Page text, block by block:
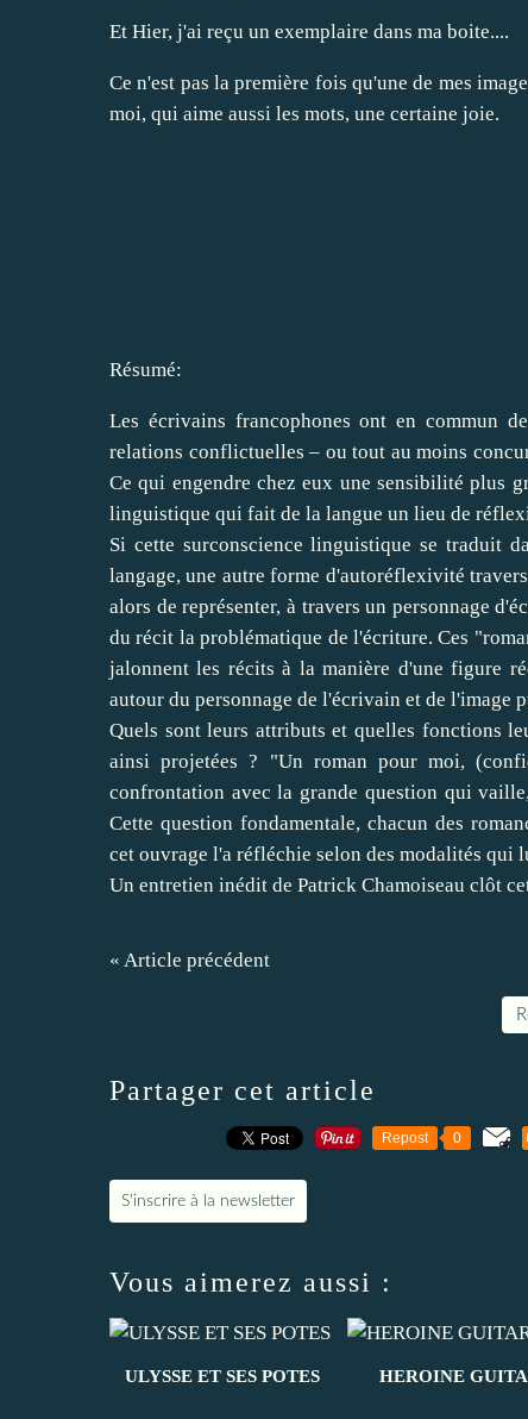
Et Hier, j'ai reçu un exemplaire dans ma boite....
Ce n'est pas la première fois qu'une de mes
moi, qui aime aussi les mots, une certaine joie.
Résumé:
Les écrivains francophones ont en commun
relations conflictuelles – ou tout au moins
Ce qui engendre chez eux une sensibilité plus
linguistique qui fait de la langue un lieu de
Si cette surconscience linguistique se traduit
langage, une autre forme d'autoréflexivité
alors de représenter, à travers un personnage
du récit la problématique de l'écriture. Ces
jalonnent les récits à la manière d'une figure
autour du personnage de l'écrivain et de l'image
Quels sont leurs attributs et quelles fonctions
ainsi projetées ? "Un roman pour moi,
confrontation avec la grande question qui
Cette question fondamentale, chacun des
cet ouvrage l'a réfléchie selon des modalités qui
Un entretien inédit de Patrick Chamoiseau clôt
« Article précédent
Partager cet article
Repost 0
S'inscrire à la newsletter
Vous aimerez aussi :
ULYSSE ET SES POTES HEROINE